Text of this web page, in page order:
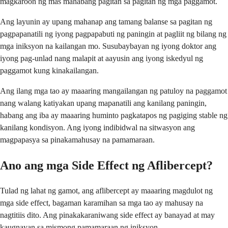
Ang layunin ay upang mahanap ang tamang balanse sa pagitan ng
pagpapanatili ng iyong pagpapabuti ng paningin at pagliit ng bilang ng
mga iniksyon na kailangan mo. Susubaybayan ng iyong doktor ang
iyong pag-unlad nang malapit at aayusin ang iyong iskedyul ng
paggamot kung kinakailangan.
Ang ilang mga tao ay maaaring mangailangan ng patuloy na paggamot
nang walang katiyakan upang mapanatili ang kanilang paningin,
habang ang iba ay maaaring huminto pagkatapos ng pagiging stable ng
kanilang kondisyon. Ang iyong indibidwal na sitwasyon ang
magpapasya sa pinakamahusay na pamamaraan.
Ano ang mga Side Effect ng Aflibercept?
Tulad ng lahat ng gamot, ang aflibercept ay maaaring magdulot ng
mga side effect, bagaman karamihan sa mga tao ay mahusay na
nagtitiis dito. Ang pinakakaraniwang side effect ay banayad at may